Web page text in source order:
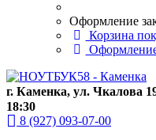
Оформление
Корзина
Оформление
г. Каменка, ул. Чкалова
18:30
8 (927) 093-07-00